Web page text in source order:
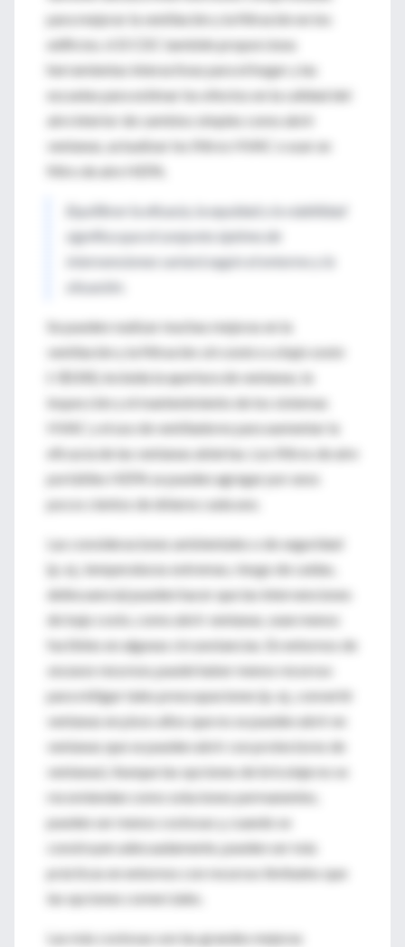
para mejorar la ventilación y la filtración en los
edificios. 6 El CDC también proporciona
herramientas interactivas para el hogar y las
escuelas para estimar los efectos en la calidad del
aire interior de cambios simples como abrir
ventanas, actualizar los filtros HVAC o usar un
filtro de aire HEPA.
Equilibrar la eficacia, la equidad y la viabilidad
significa que el conjunto óptimo de
intervenciones variará según el entorno y la
situación.
Se pueden realizar muchas mejoras en la
ventilación y la filtración
sin costo o a bajo costo
(<$100), incluida la apertura de ventanas, la
inspección y el mantenimiento de los sistemas
HVAC y el uso de ventiladores para aumentar la
eficacia de las ventanas abiertas. Los filtros de aire
portátiles HEPA se pueden agregar por unos
pocos cientos de dólares cada uno.
Las consideraciones ambientales o de seguridad
(p. ej., temperaturas extremas, riesgo de caídas,
delincuencia) pueden hacer que las intervenciones
de bajo costo, como abrir ventanas, sean menos
factibles en algunas circunstancias. En entornos de
escasos recursos, puede haber menos recursos
para mitigar tales preocupaciones (p. ej., convertir
ventanas en pisos altos que no se pueden abrir en
ventanas que se pueden abrir con protectores de
ventanas). Aunque las opciones de bricolaje no se
recomiendan como soluciones permanentes,
pueden ser menos costosas y, cuando se
construyen adecuadamente, pueden ser más
prácticas en entornos con recursos limitados que
las opciones comerciales.
Las más costosas son las grandes mejoras